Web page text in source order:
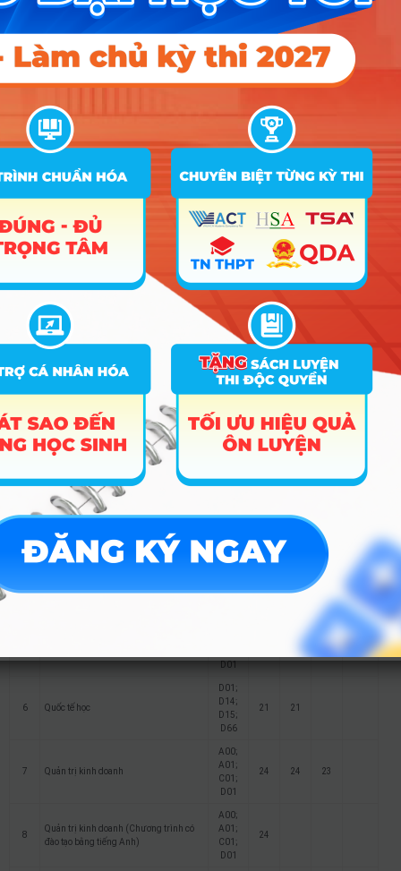
28 Quản lý tài nguyên và môi trường
A00;
C03;
C14;
D01
16 16 17
29
Quản lý đất đai (Chuyên ngành:
Quản lý phát triển đô thị & bất động
sản)
D01
16 16
STT Tên ngành Tổ hợp
2025 2024 2023
1
D01;
D14;
26.6 25 26
hệ số
2, Anh
>= 6
điểm
2 Ngôn ngữ Trung Quốc
D01;
D04;
27.2
Tiếng
Tiếng
điểm
3
Kinh tế (chuyên ngành: Kinh tế đầu tư
D01
23 22.5
A00;
D01
6 Quốc tế học
D01;
D14;
D15;
D66
21 21
7 Quản trị kinh doanh
A00;
A01;
C01;
D01
24 24 23
8
Quản trị kinh doanh (Chương trình có
đào tạo bằng tiếng Anh)
A00;
A01;
C01;
D01
24